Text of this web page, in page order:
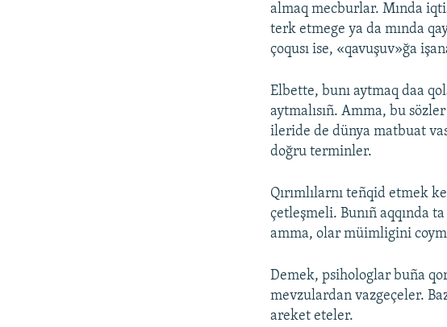
almaq mecburlar. Mında
terk etmege ya da mında
çoqusı ise, «qavuşuv»ğa
Elbette, bunı aytmaq daa
aytmalısıñ. Amma, bu
ileride de dünya matbuat
doğru terminler.
Qırımlılarnı teñqid etmek
çetleşmeli. Bunıñ aqqında
amma, olar müimligini
Demek, psihologlar buña
mevzulardan vazgeçeler.
areket eteler.